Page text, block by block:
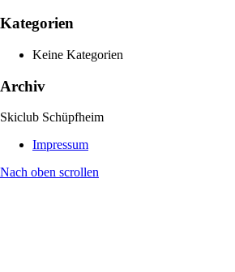
Kategorien
Keine Kategorien
Archiv
Skiclub Schüpfheim
Impressum
Nach oben scrollen